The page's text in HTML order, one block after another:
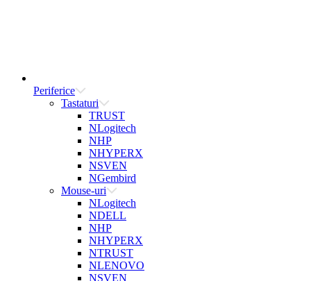
Periferice
Tastaturi
TRUST
NLogitech
NHP
NHYPERX
NSVEN
NGembird
Mouse-uri
NLogitech
NDELL
NHP
NHYPERX
NTRUST
NLENOVO
NSVEN